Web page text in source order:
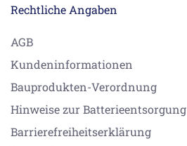
Rechtliche Angaben
AGB
Kundeninformationen
Bauprodukten-Verordnung
Hinweise zur Batterieentsorgung
Barrierefreiheitserklärung